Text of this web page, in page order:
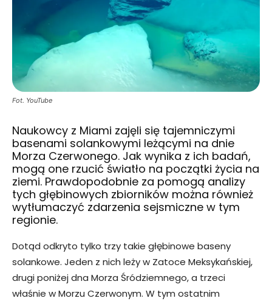
Fot. YouTube
Naukowcy z Miami zajęli się tajemniczymi
basenami solankowymi leżącymi na dnie
Morza Czerwonego. Jak wynika z ich badań,
mogą one rzucić światło na początki życia na
ziemi. Prawdopodobnie za pomogą analizy
tych głębinowych zbiorników można również
wytłumaczyć zdarzenia sejsmiczne w tym
regionie.
Dotąd odkryto tylko trzy takie głębinowe baseny
solankowe. Jeden z nich leży w Zatoce Meksykańskiej,
drugi poniżej dna Morza Śródziemnego, a trzeci
właśnie w Morzu Czerwonym. W tym ostatnim